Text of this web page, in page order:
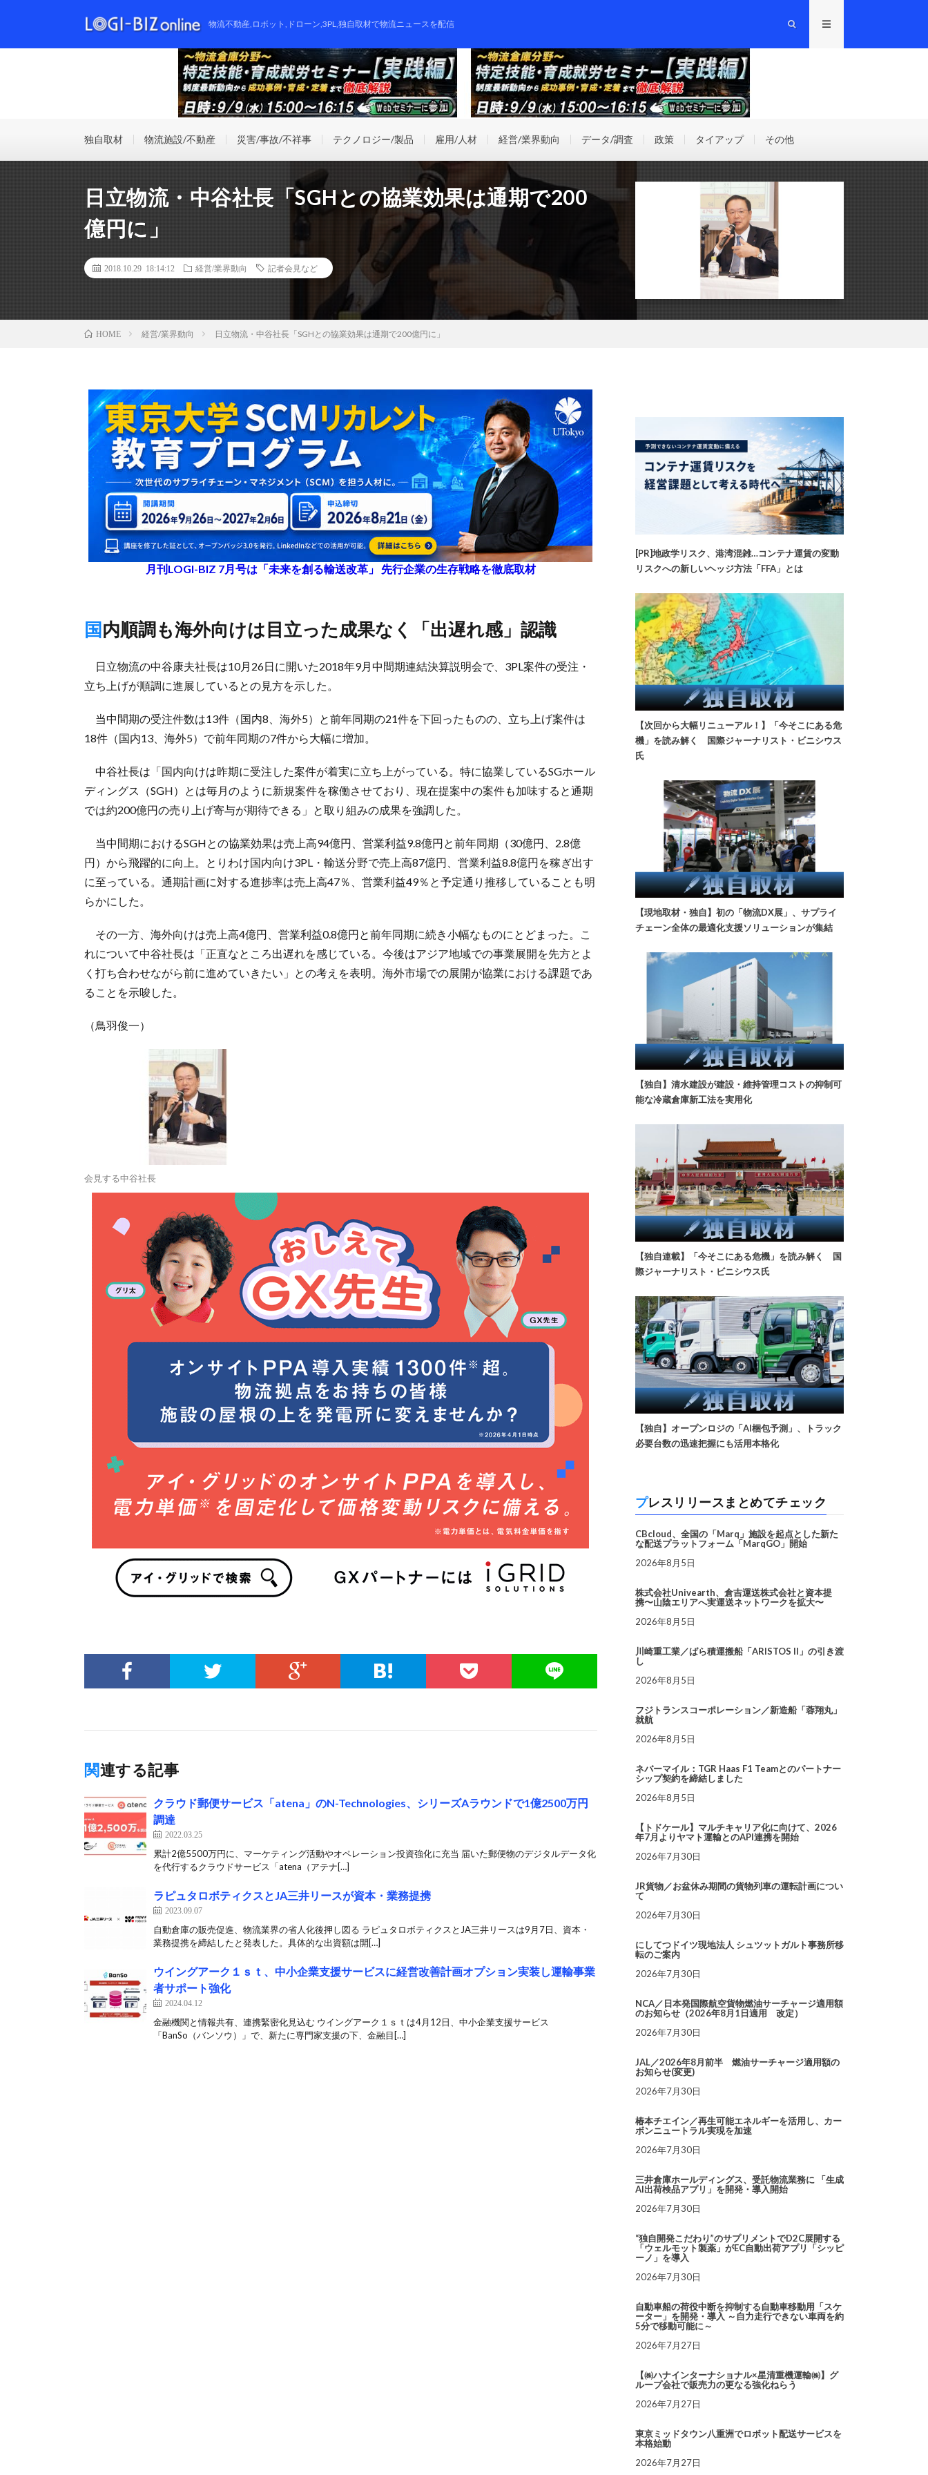
物流不動産,ロボット,ドローン,3PL,独自取材で物流ニュースを配信
独自取材 物流施設/不動産 災害/事故/不祥事 テクノロジー/製品 雇用/人材 経営/業界動向 データ/調査 政策 タイアップ その他
日立物流・中谷社長「SGHとの協業効果は通期で200
億円に」
2018.10.29 18:14:12 経営/業界動向 記者会見など
HOME 経営/業界動向 日立物流・中谷社長「SGHとの協業効果は通期で200億円に」
月刊LOGI-BIZ 7月号は「未来を創る輸送改革」 先行企業の生存戦略を徹底取材
国内順調も海外向けは目立った成果なく「出遅れ感」認識
日立物流の中谷康夫社長は10月26日に開いた2018年9月中間期連結決算説明会で、3PL案件の受注・
立ち上げが順調に進展しているとの見方を示した。
当中間期の受注件数は13件（国内8、海外5）と前年同期の21件を下回ったものの、立ち上げ案件は
18件（国内13、海外5）で前年同期の7件から大幅に増加。
中谷社長は「国内向けは昨期に受注した案件が着実に立ち上がっている。特に協業しているSGホール
ディングス（SGH）とは毎月のように新規案件を稼働させており、現在提案中の案件も加味すると通期
では約200億円の売り上げ寄与が期待できる」と取り組みの成果を強調した。
当中間期におけるSGHとの協業効果は売上高94億円、営業利益9.8億円と前年同期（30億円、2.8億
円）から飛躍的に向上。とりわけ国内向け3PL・輸送分野で売上高87億円、営業利益8.8億円を稼ぎ出す
に至っている。通期計画に対する進捗率は売上高47％、営業利益49％と予定通り推移していることも明
らかにした。
その一方、海外向けは売上高4億円、営業利益0.8億円と前年同期に続き小幅なものにとどまった。こ
れについて中谷社長は「正直なところ出遅れを感じている。今後はアジア地域での事業展開を先方とよ
く打ち合わせながら前に進めていきたい」との考えを表明。海外市場での展開が協業における課題であ
ることを示唆した。
（鳥羽俊一）
会見する中谷社長
関連する記事
クラウド郵便サービス「atena」のN-Technologies、シリーズAラウンドで1億2500万円
調達
2022.03.25
累計2億5500万円に、マーケティング活動やオペレーション投資強化に充当 届いた郵便物のデジタルデータ化
を代行するクラウドサービス「atena（アテナ[…]
ラピュタロボティクスとJA三井リースが資本・業務提携
2023.09.07
自動倉庫の販売促進、物流業界の省人化後押し図る ラピュタロボティクスとJA三井リースは9月7日、資本・
業務提携を締結したと発表した。具体的な出資額は開[…]
ウイングアーク１ｓｔ、中小企業支援サービスに経営改善計画オプション実装し運輸事業
者サポート強化
2024.04.12
金融機関と情報共有、連携緊密化見込む ウイングアーク１ｓｔは4月12日、中小企業支援サービス
「BanSo（バンソウ）」で、新たに専門家支援の下、金融目[…]
[PR]地政学リスク、港湾混雑…コンテナ運賃の変動
リスクへの新しいヘッジ方法「FFA」とは
【次回から大幅リニューアル！】「今そこにある危
機」を読み解く 国際ジャーナリスト・ビニシウス
氏
【現地取材・独自】初の「物流DX展」、サプライ
チェーン全体の最適化支援ソリューションが集結
【独自】清水建設が建設・維持管理コストの抑制可
能な冷蔵倉庫新工法を実用化
【独自連載】「今そこにある危機」を読み解く 国
際ジャーナリスト・ビニシウス氏
【独自】オープンロジの「AI梱包予測」、トラック
必要台数の迅速把握にも活用本格化
プレスリリースまとめてチェック
CBcloud、全国の「Marq」施設を起点とした新た
な配送プラットフォーム「MarqGO」開始
2026年8月5日
株式会社Univearth、倉吉運送株式会社と資本提
携〜山陰エリアへ実運送ネットワークを拡大〜
2026年8月5日
川崎重工業／ばら積運搬船「ARISTOS II」の引き渡
し
2026年8月5日
フジトランスコーポレーション／新造船「蓉翔丸」
就航
2026年8月5日
ネバーマイル：TGR Haas F1 Teamとのパートナー
シップ契約を締結しました
2026年8月5日
【トドケール】マルチキャリア化に向けて、2026
年7月よりヤマト運輸とのAPI連携を開始
2026年7月30日
JR貨物／お盆休み期間の貨物列車の運転計画につい
て
2026年7月30日
にしてつドイツ現地法人 シュツットガルト事務所移
転のご案内
2026年7月30日
NCA／日本発国際航空貨物燃油サーチャージ適用額
のお知らせ（2026年8月1日適用 改定）
2026年7月30日
JAL／2026年8月前半 燃油サーチャージ適用額の
お知らせ(変更)
2026年7月30日
椿本チエイン／再生可能エネルギーを活用し、カー
ボンニュートラル実現を加速
2026年7月30日
三井倉庫ホールディングス、受託物流業務に 「生成
AI出荷検品アプリ」を開発・導入開始
2026年7月30日
“独自開発こだわり”のサプリメントでD2C展開する
「ウェルモット製薬」がEC自動出荷アプリ「シッピ
ーノ」を導入
2026年7月30日
自動車船の荷役中断を抑制する自動車移動用「スケ
ーター」を開発・導入 ～自力走行できない車両を約
5分で移動可能に～
2026年7月27日
【㈱ハナインターナショナル×星清重機運輸㈱】グ
ループ会社で販売力の更なる強化ねらう
2026年7月27日
東京ミッドタウン八重洲でロボット配送サービスを
本格始動
2026年7月27日